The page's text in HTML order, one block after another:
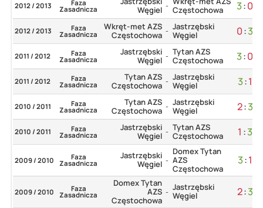
2012 / 2013 Faza
Zasadnicza
Węgiel - Częstochowa
3:0
2012 / 2013 Faza
Zasadnicza
Wkręt-met AZS
Częstochowa - Jastrzębski
Węgiel
0:3
2011 / 2012 Faza
Zasadnicza
Jastrzębski
Węgiel - Tytan AZS
Częstochowa
3:0
2011 / 2012 Faza
Zasadnicza
Tytan AZS
Częstochowa - Jastrzębski
Węgiel
3:1
2010 / 2011 Faza
Zasadnicza
Tytan AZS
Częstochowa - Jastrzębski
Węgiel
2:3
2010 / 2011 Faza
Zasadnicza
Jastrzębski
Węgiel - Tytan AZS
Częstochowa
1 :3
2009 / 2010 Faza
Zasadnicza
Jastrzębski
Węgiel -
Domex Tytan
AZS
Częstochowa
3:1
2009 / 2010 Faza
Zasadnicza
Domex Tytan
AZS
Częstochowa
- Jastrzębski
Węgiel
2:3